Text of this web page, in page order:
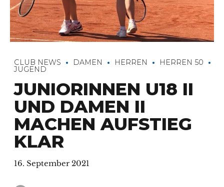
CLUB NEWS DAMEN HERREN HERREN 50
JUGEND
JUNIORINNEN U18 II
UND DAMEN II
MACHEN AUFSTIEG
KLAR
16. September 2021